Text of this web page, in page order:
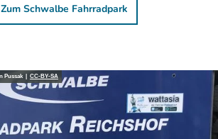
Zum Schwalbe Fahrradpark
Pussak | CC-BY-SA